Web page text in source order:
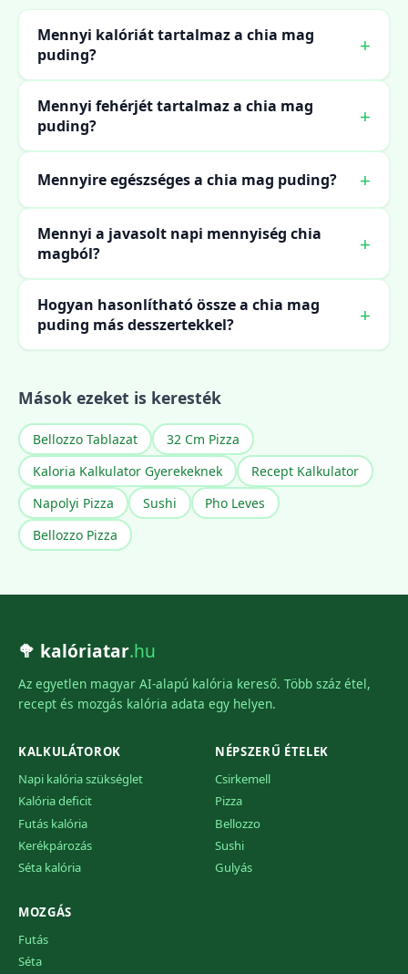
Mennyi kalóriát tartalmaz a chia mag
puding?
Mennyi fehérjét tartalmaz a chia mag
puding?
Mennyire egészséges a chia mag puding?
Mennyi a javasolt napi mennyiség chia
magból?
Hogyan hasonlítható össze a chia mag
puding más desszertekkel?
Mások ezeket is keresték
Bellozzo Tablazat
32 Cm Pizza
Kaloria Kalkulator Gyerekeknek
Recept Kalkulator
Napolyi Pizza
Sushi
Pho Leves
Bellozzo Pizza
🥦 kalóriatar.hu
Az egyetlen magyar AI-alapú kalória kereső. Több száz étel,
recept és mozgás kalória adata egy helyen.
KALKULÁTOROK
Napi kalória szükséglet
Kalória deficit
Futás kalória
Kerékpározás
Séta kalória
NÉPSZERŰ ÉTELEK
Csirkemell
Pizza
Bellozzo
Sushi
Gulyás
MOZGÁS
Futás
Séta